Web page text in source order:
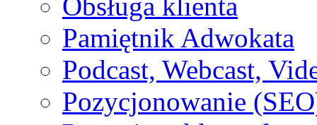
Pamiętnik Adwokata
Podcast, Webcast,
Pozycjonowanie